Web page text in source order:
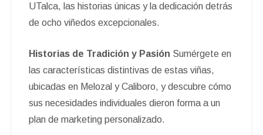
UTalca, las historias únicas y la dedicación detrás
de ocho viñedos excepcionales.
Historias de Tradición y Pasión Sumérgete en
las características distintivas de estas viñas,
ubicadas en Melozal y Caliboro, y descubre cómo
sus necesidades individuales dieron forma a un
plan de marketing personalizado.